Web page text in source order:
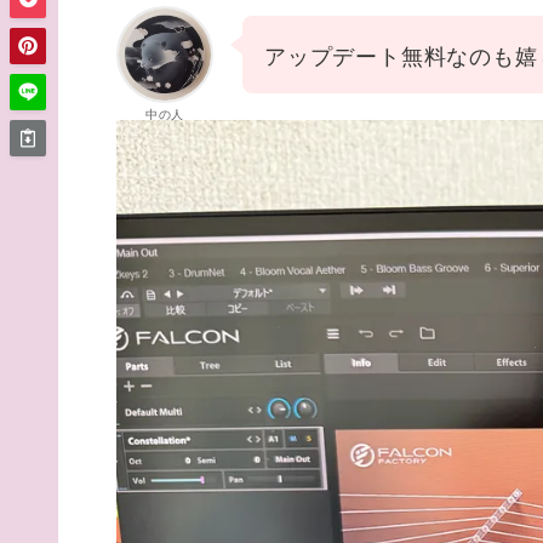
中の人
アップデート無料なのも